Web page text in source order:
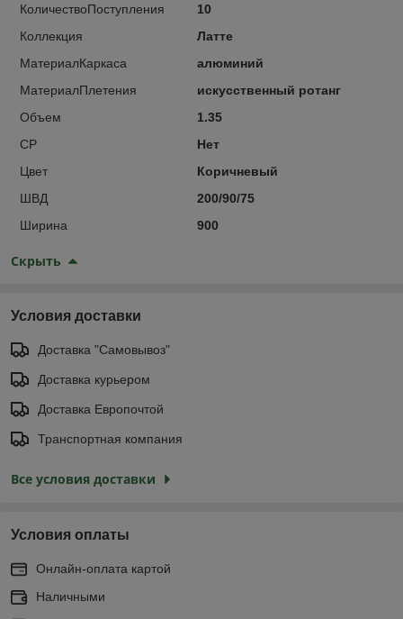
КоличествоПоступления
10
Коллекция
Латте
МатериалКаркаса
алюминий
МатериалПлетения
искусственный ротанг
Объем
1.35
СР
Нет
Цвет
Коричневый
ШВД
200/90/75
Ширина
900
Скрыть
Условия доставки
Доставка "Самовывоз"
Доставка курьером
Доставка Европочтой
Транспортная компания
Все условия доставки
Условия оплаты
Онлайн-оплата картой
Наличными